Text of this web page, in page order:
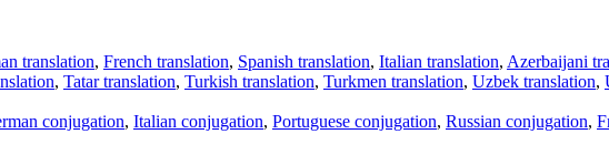
translation, French translation, Spanish translation, Italian translation, Azerbaijani
, Tatar translation, Turkish translation, Turkmen translation, Uzbek translation,
conjugation, Italian conjugation, Portuguese conjugation, Russian conjugation,